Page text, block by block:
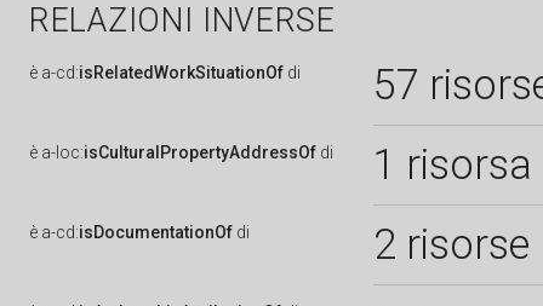
RELAZIONI INVERSE
è a-cd:isRelatedWorkSituationOf di 57
è a-loc:isCulturalPropertyAddressOf di 1 risorsa
è a-cd:isDocumentationOf di 2 risorse